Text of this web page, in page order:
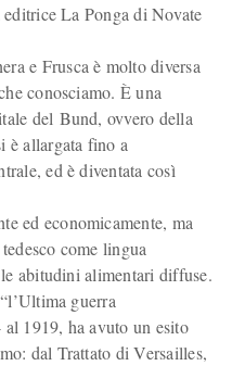
editrice La Ponga di Novate
e Frusca è molto diversa
conosciamo. È una
del Bund, ovvero della
è allargata fino a
ed è diventata così
ed economicamente, ma
come lingua
abitudini alimentari diffuse.
guerra
1919, ha avuto un esito
dal Trattato di Versailles,